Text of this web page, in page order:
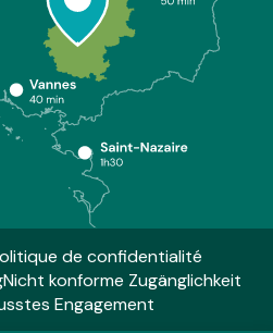
de confidentialité
Nicht konforme Zugänglichkeit
Engagement